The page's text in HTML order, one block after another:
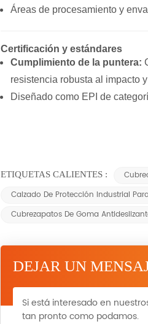
Áreas de procesamiento y
Certificación y estándares
Cumplimiento de la puntera:
resistencia robusta al impacto
Diseñado como EPI de
ETIQUETAS CALIENTES :
Calzado De Protección Industrial
Cubrezapatos De Goma
DEJAR UN
Si está interesado en
tan pronto como podamos.